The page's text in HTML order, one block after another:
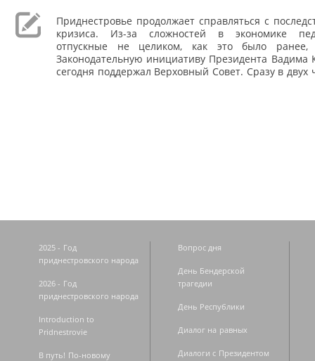
Приднестровье продолжает справляться с
кризиса. Из-за сложностей в экономике
отпускные не целиком, как это было
Законодательную инициативу Президента Вадима
сегодня поддержал Верховный Совет. Сразу в двух
2025 - Год
приднестровского народа
2026 - Год
приднестровского народа
Introduction to
Pridnestrovie
В путь! По-новому
Вопрос дня
День Бендерской
трагедии
День Республики
Диалог на равных
Диалоги с Президентом